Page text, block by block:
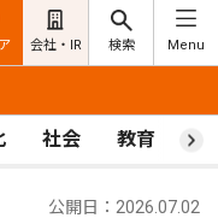
会社・IR 検索 Menu
社会 教育 ス
公開日：2026.07.02